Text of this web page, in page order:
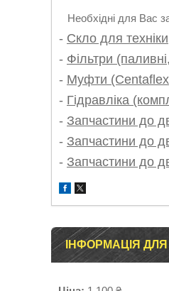
Необхідні для Вас
- Скло для техніки
- Фільтри
- Муфти
- Гідравліка
- Запчастини до
- Запчастини до
- Запчастини до
ІНФОРМАЦІЯ